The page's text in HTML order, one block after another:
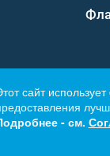
и ценах,
Политика
сайт
- см.